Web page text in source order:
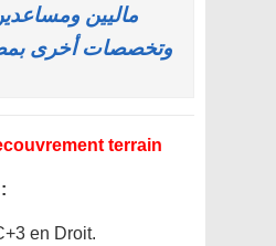
ماليين
وتخصصات أخرى
terrain
en Droit.